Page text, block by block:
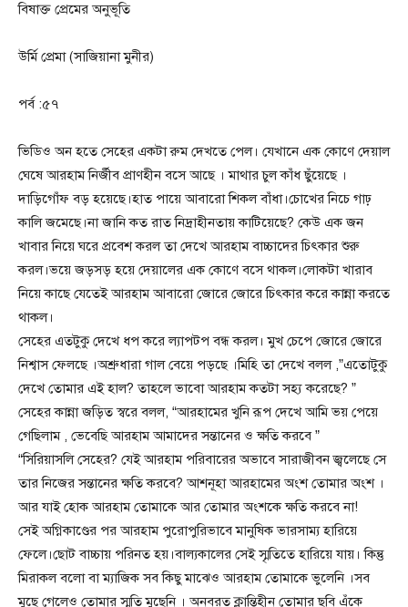
বিষাক্ত প্রেমের অনুভূতি
উর্মি প্রেমা (সাজিয়ানা মুনীর)
পর্ব :৫৭
ভিডিও অন হতে সেহের একটা রুম দেখতে পেল। যেখানে এক কোণে দেয়াল
ঘেষে আরহাম নির্জীব প্রাণহীন বসে আছে । মাথার চুল কাঁধ ছুঁয়েছে ।
দাড়িগোঁফ বড় হয়েছে।হাত পায়ে আবারো শিকল বাঁধা।চোখের নিচে গাঢ়
কালি জমেছে।না জানি কত রাত নিদ্রাহীনতায় কাটিয়েছে? কেউ এক জন
খাবার নিয়ে ঘরে প্রবেশ করল তা দেখে আরহাম বাচ্চাদের চিৎকার শুরু
করল।ভয়ে জড়সড় হয়ে দেয়ালের এক কোণে বসে থাকল।লোকটা খারাব
নিয়ে কাছে যেতেই আরহাম আবারো জোরে জোরে চিৎকার করে কান্না করতে
থাকল।
সেহের এতটুকু দেখে ধপ করে ল্যাপটপ বন্ধ করল। মুখ চেপে জোরে জোরে
নিশ্বাস ফেলছে ।অশ্রুধারা গাল বেয়ে পড়ছে ।মিহি তা দেখে বলল ,”এতোটুকু
দেখে তোমার এই হাল? তাহলে ভাবো আরহাম কতটা সহ্য করেছে? ”
সেহের কান্না জড়িত স্বরে বলল, “আরহামের খুনি রূপ দেখে আমি ভয় পেয়ে
গেছিলাম , ভেবেছি আরহাম আমাদের সন্তানের ও ক্ষতি করবে ”
“সিরিয়াসলি সেহের? যেই আরহাম পরিবারের অভাবে সারাজীবন জ্বলেছে সে
তার নিজের সন্তানের ক্ষতি করবে? আশনূহা আরহামের অংশ তোমার অংশ ।
আর যাই হোক আরহাম তোমাকে আর তোমার অংশকে ক্ষতি করবে না!
সেই অগ্নিকাণ্ডের পর আরহাম পুরোপুরিভাবে মানুষিক ভারসাম্য হারিয়ে
ফেলে।ছোট বাচ্চায় পরিনত হয়।বাল্যকালের সেই স্মৃতিতে হারিয়ে যায়। কিন্তু
মিরাকল বলো বা ম্যাজিক সব কিছু মাঝেও আরহাম তোমাকে ভুলেনি ।সব
মুছে গেলেও তোমার স্মৃতি মুছেনি । অনবরত ক্লান্তিহীন তোমার ছবি এঁকে